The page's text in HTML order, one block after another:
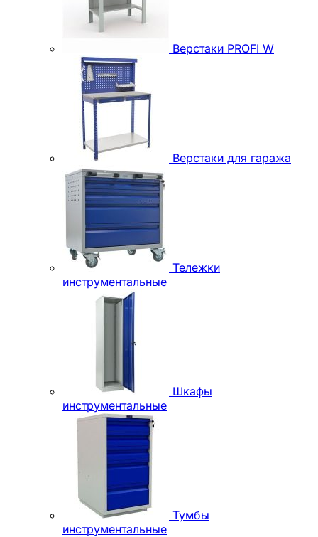
Верстаки PROFI W
Верстаки для гаража
Тележки
инструментальные
Шкафы
инструментальные
Тумбы
инструментальные